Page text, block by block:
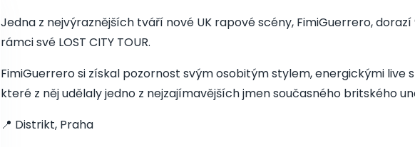
Jedna z nejvýraznějších tváří nové UK rapové scény, FimiGuerrero, dorazí
rámci své LOST CITY TOUR.
FimiGuerrero si získal pozornost svým osobitým stylem, energickými live
které z něj udělaly jedno z nejzajímavějších jmen současného britského
📍 Distrikt, Praha